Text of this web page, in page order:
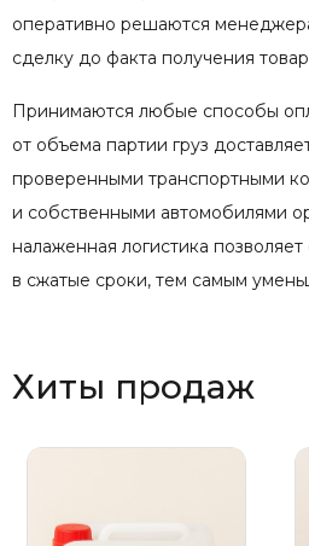
оперативно решаются
сделку до факта получения
Принимаются любые способы
от объема партии груз
проверенными транспортными
и собственными автомобилями
налаженная логистика позволяет
в сжатые сроки, тем самым
Хиты продаж